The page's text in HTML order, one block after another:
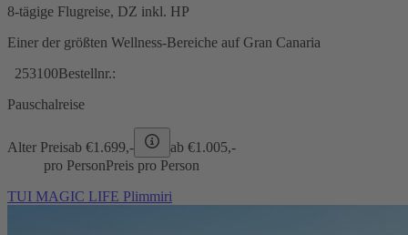
8-tägige Flugreise, DZ inkl. HP
Einer der größten Wellness-Bereiche auf Gran Canaria
253100Bestellnr.:
Pauschalreise
Alter Preisab €1.699,- ab €1.005,-
pro PersonPreis pro Person
TUI MAGIC LIFE Plimmiri